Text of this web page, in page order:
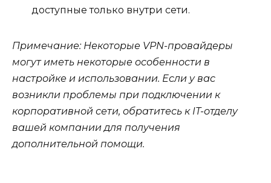
доступные только внутри сети.
Примечание: Некоторые VPN-провайдеры
могут иметь некоторые особенности в
настройке и использовании. Если у вас
возникли проблемы при подключении к
корпоративной сети, обратитесь к IT-отделу
вашей компании для получения
дополнительной помощи.